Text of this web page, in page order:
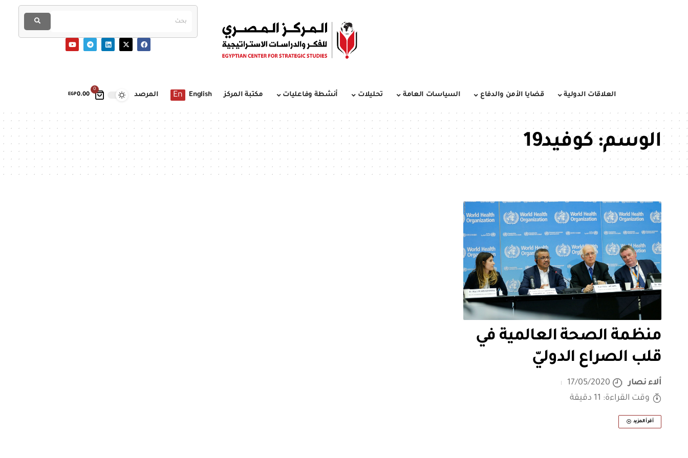
0
EGP0.00 العلاقات الدولية قضايا الأمن والدفاع السياسات العامة تحليلات أنشطة وفاعليات مكتبة المركز English
En المرصد
الوسم:كوفيد19
منظمة الصحة العالمية في
قلب الصراع الدوليّ
ألاء نصار
17/05/2020
وقت القراءة: 11 دقيقة
أقرأ المزيد